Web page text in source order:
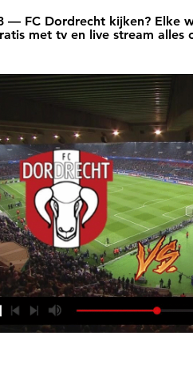
— FC Dordrecht kijken? Elke
met tv en live stream alles